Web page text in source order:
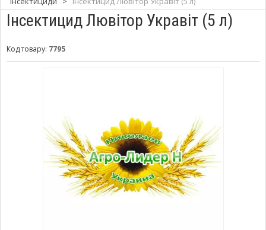
Інсектицид Лювітор Укравіт (5 л)
Код товару: 7795